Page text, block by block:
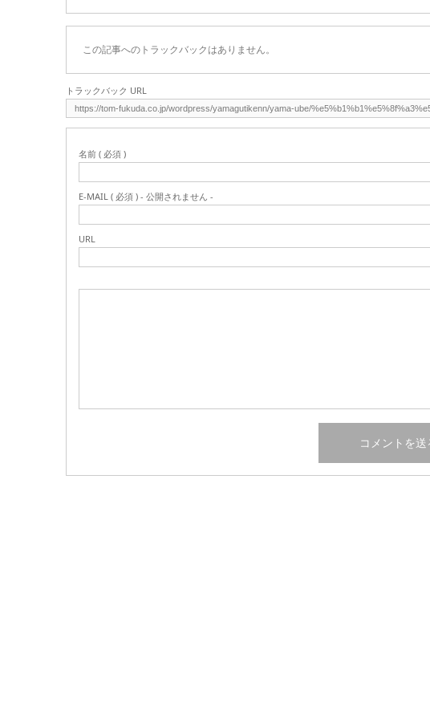
この記事へのトラックバックはありません。
トラックバック URL
名前 ( 必須 )
E-MAIL ( 必須 ) - 公開されません -
URL